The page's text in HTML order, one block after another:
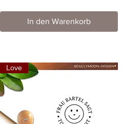
In den Warenkorb
Love